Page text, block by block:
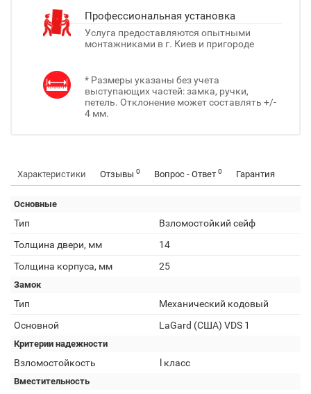
Профессиональная установка
Услуга предоставляются опытными
монтажниками в г. Киев и пригороде
* Размеры указаны без учета
выступающих частей: замка, ручки,
петель. Отклонение может составлять +/-
4 мм.
Характеристики Отзывы 0 Вопрос - Ответ 0 Гарантия
Основные
Тип
Взломостойкий сейф
Толщина двери, мм
14
Толщина корпуса, мм
25
Замок
Тип
Механический кодовый
Основной
LaGard (США) VDS 1
Критерии надежности
Взломостойкость l класс
Вместительность